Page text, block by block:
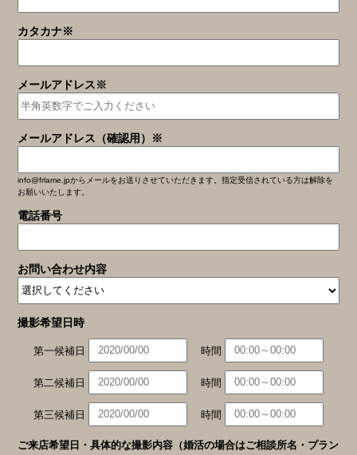
カタカナ※
メールアドレス※
メールアドレス（確認用）※
info@frlame.jpからメールをお送りさせていただきます。指定受信されている方は解除を
お願いいたします。
電話番号
お問い合わせ内容
撮影希望日時
第一候補日 時間
第二候補日 時間
第三候補日 時間
ご来店希望日・具体的な撮影内容（婚活の場合はご相談所名・プラン